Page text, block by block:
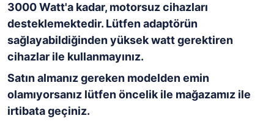
3000 Watt'a kadar, motorsuz cihazları
desteklemektedir. Lütfen adaptörün
sağlayabildiğinden yüksek watt gerektiren
cihazlar ile kullanmayınız.
Satın almanız gereken modelden emin
olamıyorsanız lütfen öncelik ile mağazamız ile
irtibata geçiniz.